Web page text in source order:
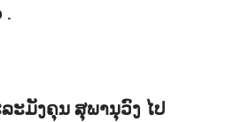
.
ະມັງຄຸນ ສຸພານຸວົງ ໄປ